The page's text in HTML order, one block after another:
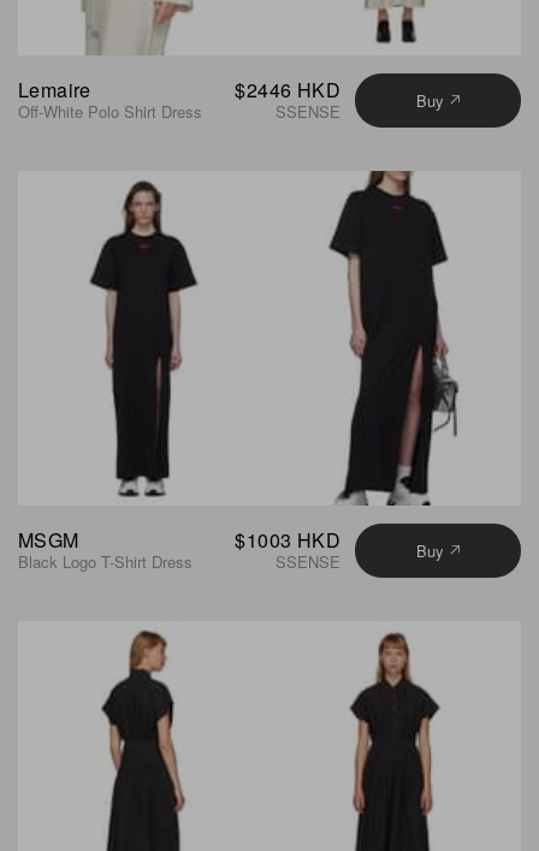
Lemaire
Off-White Polo Shirt Dress
$2446 HKD
SSENSE Buy
MSGM
Black Logo T-Shirt Dress
$1003 HKD
SSENSE Buy